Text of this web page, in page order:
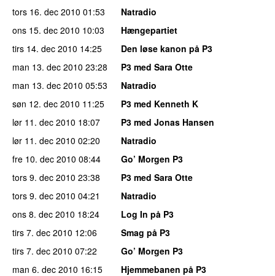
tors 16. dec 2010 01:53
Natradio
ons 15. dec 2010 10:03
Hængepartiet
tirs 14. dec 2010 14:25
Den løse kanon på P3
man 13. dec 2010 23:28
P3 med Sara Otte
man 13. dec 2010 05:53
Natradio
søn 12. dec 2010 11:25
P3 med Kenneth K
lør 11. dec 2010 18:07
P3 med Jonas Hansen
lør 11. dec 2010 02:20
Natradio
fre 10. dec 2010 08:44
Go’ Morgen P3
tors 9. dec 2010 23:38
P3 med Sara Otte
tors 9. dec 2010 04:21
Natradio
ons 8. dec 2010 18:24
Log In på P3
tirs 7. dec 2010 12:06
Smag på P3
tirs 7. dec 2010 07:22
Go’ Morgen P3
man 6. dec 2010 16:15
Hjemmebanen på P3